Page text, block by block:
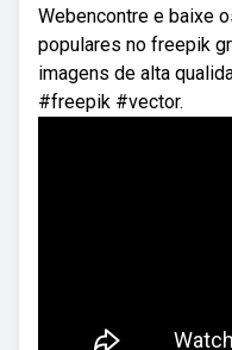
Webencontre e baixe
populares no freepik
imagens de alta
#freepik #vector.